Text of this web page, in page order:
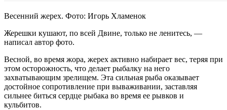
Весенний жерех. Фото: Игорь Хламенок
Жерешки кушают, по всей Двине, только не ленитесь, —
написал автор фото.
Весной, во время жора, жерех активно набирает вес, теряя при
этом осторожность, что делает рыбалку на него
захватывающим зрелищем. Эта сильная рыба оказывает
достойное сопротивление при вываживании, заставляя
сильнее биться сердце рыбака во время ее рывков и
кульбитов.